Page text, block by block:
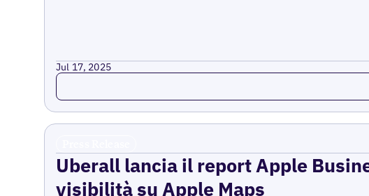
Jul 17, 2025
Read more
Uberall lancia il report Apple
visibilità su Apple Maps